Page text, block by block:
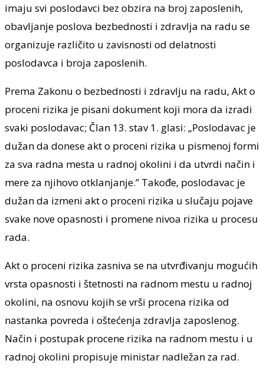
imaju svi poslodavci bez obzira na broj zaposlenih,
obavljanje poslova bezbednosti i zdravlja na radu se
organizuje različito u zavisnosti od delatnosti
poslodavca i broja zaposlenih.
Prema Zakonu o bezbednosti i zdravlju na radu, Akt o
proceni rizika je pisani dokument koji mora da izradi
svaki poslodavac; Član 13. stav 1. glasi: „Poslodavac je
dužan da donese akt o proceni rizika u pismenoj formi
za sva radna mesta u radnoj okolini i da utvrdi način i
mere za njihovo otklanjanje.” Takođe, poslodavac je
dužan da izmeni akt o proceni rizika u slučaju pojave
svake nove opasnosti i promene nivoa rizika u procesu
rada.
Akt o proceni rizika zasniva se na utvrđivanju mogućih
vrsta opasnosti i štetnosti na radnom mestu u radnoj
okolini, na osnovu kojih se vrši procena rizika od
nastanka povreda i oštećenja zdravlja zaposlenog.
Način i postupak procene rizika na radnom mestu i u
radnoj okolini propisuje ministar nadležan za rad.